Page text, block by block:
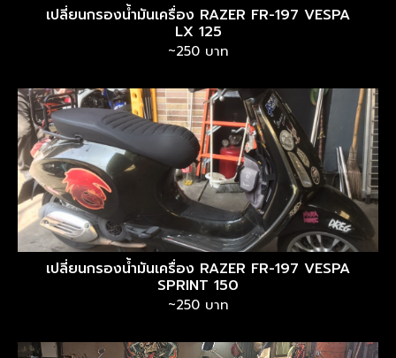
เปลี่ยนกรองน้ำมันเครื่อง RAZER FR-197 VESPA
LX 125
~250 บาท
เปลี่ยนกรองน้ำมันเครื่อง RAZER FR-197 VESPA
SPRINT 150
~250 บาท